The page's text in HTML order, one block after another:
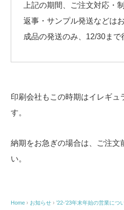
上記の期間、ご注文対応・
返事・サンプル発送などは
成品の発送のみ、12/30まで
印刷会社もこの時期はイレギュ
す。
納期をお急ぎの場合は、ご注文
い。
Home › お知らせ ›’22-’23年末年始の営業につ